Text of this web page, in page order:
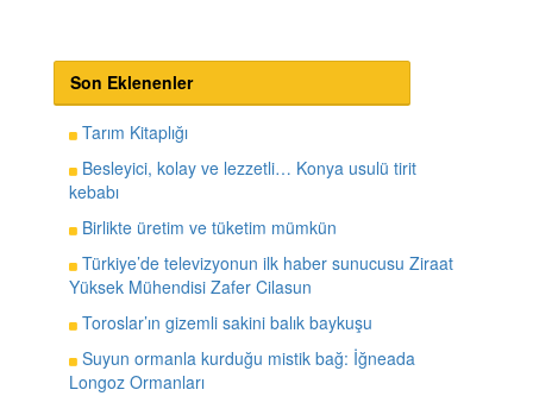
Son Eklenenler
Tarım Kitaplığı
Besleyici, kolay ve lezzetli… Konya usulü tirit
kebabı
Birlikte üretim ve tüketim mümkün
Türkiye’de televizyonun ilk haber sunucusu Ziraat
Yüksek Mühendisi Zafer Cilasun
Toroslar’ın gizemli sakini balık baykuşu
Suyun ormanla kurduğu mistik bağ: İğneada
Longoz Ormanları